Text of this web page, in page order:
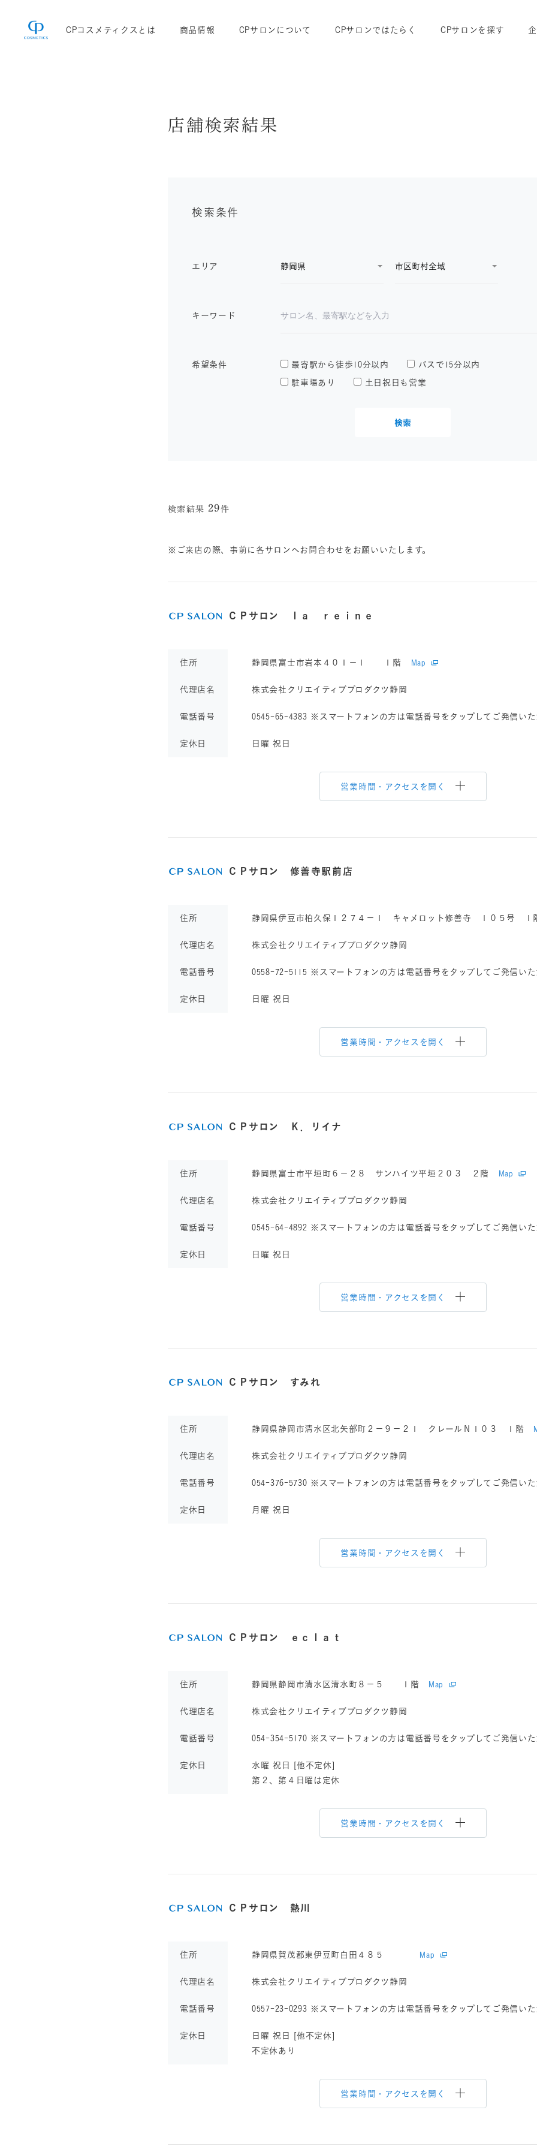
CPコスメティクスとは 商品情報 CPサロンについて CPサロンではたらく CPサロンを探す
店舗検索結果
検索条件
エリア
キーワード
希望条件 最寄駅から徒歩10分以内 バスで15分以内
駐車場あり 土日祝日も営業
検索
検索結果 29件
※ご来店の際、事前に各サロンへお問合わせをお願いいたします。
ＣＰサロン ｌａ ｒｅｉｎｅ
住所 静岡県富士市岩本４０１－１ １階 Map
代理店名 株式会社クリエイティブプロダクツ静岡
電話番号 0545-65-4383 ※スマートフォンの方は電話番号をタップしてご発信いた
定休日 日曜 祝日
営業時間・アクセスを開く
ＣＰサロン 修善寺駅前店
住所 静岡県伊豆市柏久保１２７４－１ キャメロット修善寺 １０５号 １
代理店名 株式会社クリエイティブプロダクツ静岡
電話番号 0558-72-5115 ※スマートフォンの方は電話番号をタップしてご発信いた
定休日 日曜 祝日
営業時間・アクセスを開く
ＣＰサロン Ｋ．リイナ
住所 静岡県富士市平垣町６－２８ サンハイツ平垣２０３ ２階 Map
代理店名 株式会社クリエイティブプロダクツ静岡
電話番号 0545-64-4892 ※スマートフォンの方は電話番号をタップしてご発信いた
定休日 日曜 祝日
営業時間・アクセスを開く
ＣＰサロン すみれ
住所 静岡県静岡市清水区北矢部町２－９－２１ クレールＮ１０３ １階
代理店名 株式会社クリエイティブプロダクツ静岡
電話番号 054-376-5730 ※スマートフォンの方は電話番号をタップしてご発信いた
定休日 月曜 祝日
営業時間・アクセスを開く
ＣＰサロン ｅｃｌａｔ
住所 静岡県静岡市清水区清水町８－５ １階 Map
代理店名 株式会社クリエイティブプロダクツ静岡
電話番号 054-354-5170 ※スマートフォンの方は電話番号をタップしてご発信いた
定休日
水曜 祝日 [他不定休]
第２、第４日曜は定休
営業時間・アクセスを開く
ＣＰサロン 熱川
住所 静岡県賀茂郡東伊豆町白田４８５ Map
代理店名 株式会社クリエイティブプロダクツ静岡
電話番号 0557-23-0293 ※スマートフォンの方は電話番号をタップしてご発信いた
定休日
日曜 祝日 [他不定休]
不定休あり
営業時間・アクセスを開く